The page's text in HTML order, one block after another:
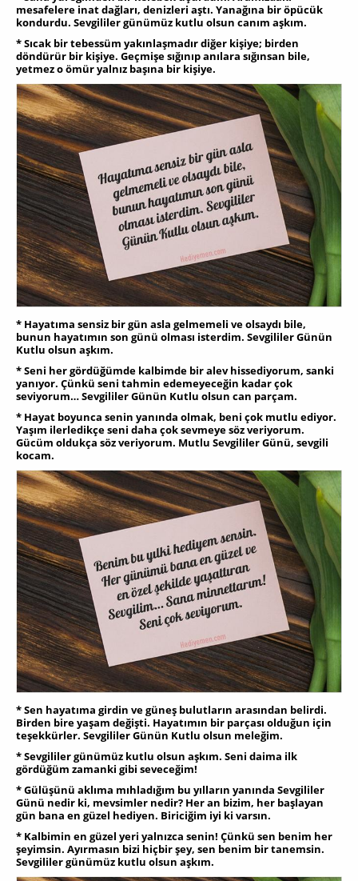
mesafelere inat dağları, denizleri aştı. Yanağına bir öpücük
kondurdu. Sevgililer günümüz kutlu olsun canım aşkım.
* Sıcak bir tebessüm yakınlaşmadır diğer kişiye; birden
döndürür bir kişiye. Geçmişe sığınıp anılara sığınsan bile,
yetmez o ömür yalnız başına bir kişiye.
* Hayatıma sensiz bir gün asla gelmemeli ve olsaydı bile,
bunun hayatımın son günü olması isterdim. Sevgililer Günün
Kutlu olsun aşkım.
* Seni her gördüğümde kalbimde bir alev hissediyorum, sanki
yanıyor. Çünkü seni tahmin edemeyeceğin kadar çok
seviyorum… Sevgililer Günün Kutlu olsun can parçam.
* Hayat boyunca senin yanında olmak, beni çok mutlu ediyor.
Yaşım ilerledikçe seni daha çok sevmeye söz veriyorum.
Gücüm oldukça söz veriyorum. Mutlu Sevgililer Günü, sevgili
kocam.
* Sen hayatıma girdin ve güneş bulutların arasından belirdi.
Birden bire yaşam değişti. Hayatımın bir parçası olduğun için
teşekkürler. Sevgililer Günün Kutlu olsun meleğim.
* Sevgililer günümüz kutlu olsun aşkım. Seni daima ilk
gördüğüm zamanki gibi seveceğim!
* Gülüşünü aklıma mıhladığım bu yılların yanında Sevgililer
Günü nedir ki, mevsimler nedir? Her an bizim, her başlayan
gün bana en güzel hediyen. Biriciğim iyi ki varsın.
* Kalbimin en güzel yeri yalnızca senin! Çünkü sen benim her
şeyimsin. Ayırmasın bizi hiçbir şey, sen benim bir tanemsin.
Sevgililer günümüz kutlu olsun aşkım.